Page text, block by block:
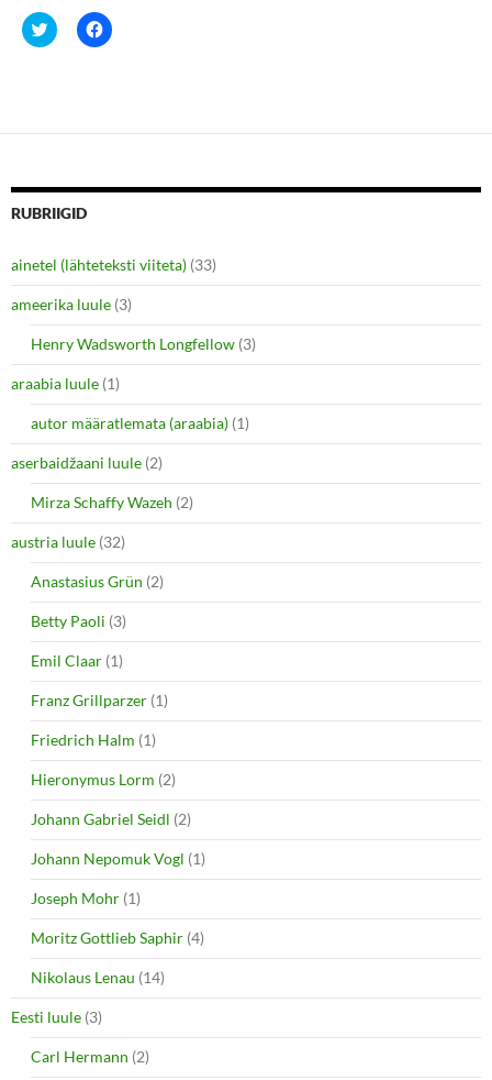
C
l
h
e
o
n
t
t
e
r
(
O
p
e
n
n
n
w
w
i
n
d
o
)
C
l
h
e
o
e
b
o
o
k
(
O
p
e
n
i
n
n
e
w
w
i
n
d
w
)
RUBRIIGID
ainetel (lähteteksti viiteta) (33)
ameerika luule (3)
Henry Wadsworth Longfellow (3)
araabia luule (1)
autor määratlemata (araabia) (1)
aserbaidžaani luule (2)
Mirza Schaffy Wazeh (2)
austria luule (32)
Anastasius Grün (2)
Betty Paoli (3)
Emil Claar (1)
Franz Grillparzer (1)
Friedrich Halm (1)
Hieronymus Lorm (2)
Johann Gabriel Seidl (2)
Johann Nepomuk Vogl (1)
Joseph Mohr (1)
Moritz Gottlieb Saphir (4)
Nikolaus Lenau (14)
Eesti luule (3)
Carl Hermann (2)